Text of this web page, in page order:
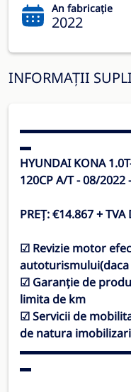
An fabricație
2022
INFORMAȚII
▬
HYUNDAI KONA
120CP A/T - 08/2022
PREȚ: €14.867 +
☑ Revizie motor
autoturismului(daca
☑ Garanție de
limita de km
☑ Servicii de
de natura
▬